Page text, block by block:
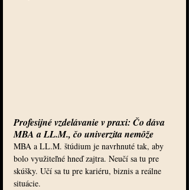
Profesijné vzdelávanie v praxi: Čo dáva
MBA a LL.M., čo univerzita nemôže
MBA a LL.M. štúdium je navrhnuté tak, aby
bolo využiteľné hneď zajtra. Neučí sa tu pre
skúšky. Učí sa tu pre kariéru, biznis a reálne
situácie.